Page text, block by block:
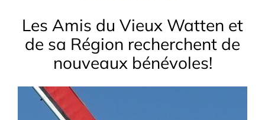
Les Amis du Vieux Watten et
de sa Région recherchent de
nouveaux bénévoles!